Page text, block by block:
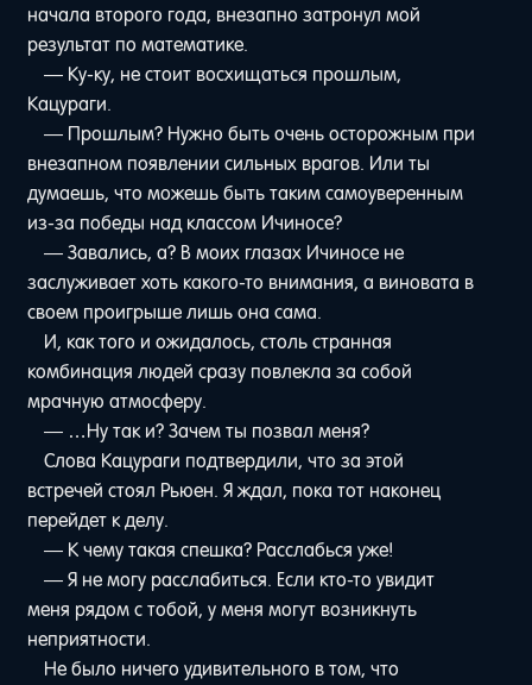
начала второго года, внезапно затронул мой
результат по математике.
— Ку-ку, не стоит восхищаться прошлым,
Кацураги.
— Прошлым? Нужно быть очень осторожным при
внезапном появлении сильных врагов. Или ты
думаешь, что можешь быть таким самоуверенным
из-за победы над классом Ичиносе?
— Завались, а? В моих глазах Ичиносе не
заслуживает хоть какого-то внимания, а виновата в
своем проигрыше лишь она сама.
И, как того и ожидалось, столь странная
комбинация людей сразу повлекла за собой
мрачную атмосферу.
— …Ну так и? Зачем ты позвал меня?
Слова Кацураги подтвердили, что за этой
встречей стоял Рьюен. Я ждал, пока тот наконец
перейдет к делу.
— К чему такая спешка? Расслабься уже!
— Я не могу расслабиться. Если кто-то увидит
меня рядом с тобой, у меня могут возникнуть
неприятности.
Не было ничего удивительного в том, что